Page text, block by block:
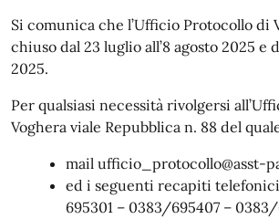
Si comunica che l’Ufficio Protocollo di
chiuso dal 23 luglio all’8 agosto 2025 e
2025.
Per qualsiasi necessità rivolgersi
Voghera viale Repubblica n. 88 del
mail ufficio_protocollo@asst-
ed i seguenti recapiti
695301 – 0383/695407 – 0383/